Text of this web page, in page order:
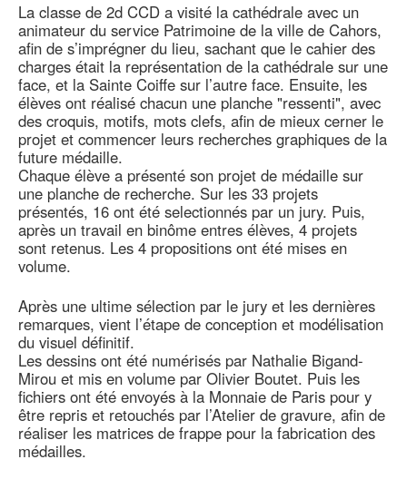
La classe de 2d CCD a visité la cathédrale avec un
animateur du service Patrimoine de la ville de Cahors,
afin de s’imprégner du lieu, sachant que le cahier des
charges était la représentation de la cathédrale sur une
face, et la Sainte Coiffe sur l’autre face. Ensuite, les
élèves ont réalisé chacun une planche "ressenti", avec
des croquis, motifs, mots clefs, afin de mieux cerner le
projet et commencer leurs recherches graphiques de la
future médaille.
Chaque élève a présenté son projet de médaille sur
une planche de recherche. Sur les 33 projets
présentés, 16 ont été selectionnés par un jury. Puis,
après un travail en binôme entres élèves, 4 projets
sont retenus. Les 4 propositions ont été mises en
volume.
Après une ultime sélection par le jury et les dernières
remarques, vient l’étape de conception et modélisation
du visuel définitif.
Les dessins ont été numérisés par Nathalie Bigand-
Mirou et mis en volume par Olivier Boutet. Puis les
fichiers ont été envoyés à la Monnaie de Paris pour y
être repris et retouchés par l’Atelier de gravure, afin de
réaliser les matrices de frappe pour la fabrication des
médailles.